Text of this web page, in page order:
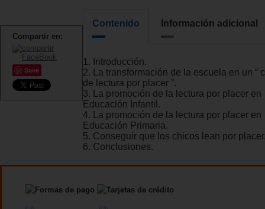
Compartir en:
Save
Contenido Información adicional
1. Introducción.
2. La transformación de la escuela en un “
de lectura por placer ”.
3. La promoción de la lectura por placer en
Educación Infantil.
4. La promoción de la lectura por placer en
Educación Primaria.
5. Conseguir que los chicos lean por
6. Conclusiones.